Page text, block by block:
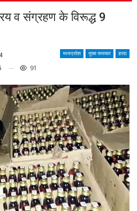
व संग्रहण के विरूद्ध 9
मध्यप्रदेश मुख्य समाचार हरदा
91